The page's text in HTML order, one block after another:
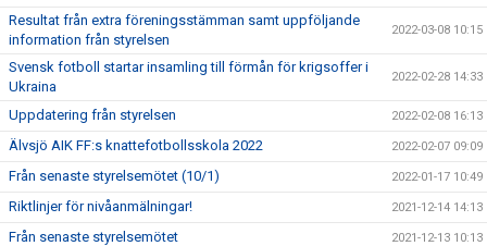
Resultat från extra föreningsstämman samt uppföljande
information från styrelsen
2022-03-08 10:15
Svensk fotboll startar insamling till förmån för krigsoffer i
Ukraina
2022-02-28 14:33
Uppdatering från styrelsen 2022-02-08 16:13
Älvsjö AIK FF:s knattefotbollsskola 2022 2022-02-07 09:09
Från senaste styrelsemötet (10/1) 2022-01-17 10:49
Riktlinjer för nivåanmälningar! 2021-12-14 14:13
Från senaste styrelsemötet 2021-12-13 10:13